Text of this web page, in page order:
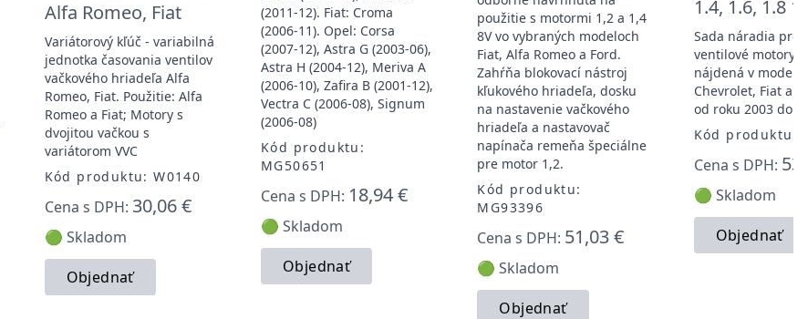
Alfa Romeo, Fiat
Variátorový kľúč - variabilná
jednotka časovania ventilov
vačkového hriadeľa Alfa
Romeo, Fiat. Použitie: Alfa
Romeo a Fiat; Motory s
dvojitou vačkou s
variátorom VVC
Kód produktu: W0140
Cena s DPH: 30,06 €
🟢 Skladom
Objednať
(2011-12). Fiat: Croma
(2006-11). Opel: Corsa
(2007-12), Astra G (2003-06),
Astra H (2004-12), Meriva A
(2006-10), Zafira B (2001-12),
Vectra C (2006-08), Signum
(2006-08)
Kód produktu:
MG50651
Cena s DPH: 18,94 €
🟢 Skladom
Objednať
použitie s motormi 1,2 a 1,4
8V vo vybraných modeloch
Fiat, Alfa Romeo a Ford.
Zahŕňa blokovací nástroj
kľukového hriadeľa, dosku
na nastavenie vačkového
hriadeľa a nastavovač
napínača remeňa špeciálne
pre motor 1,2.
Kód produktu:
MG93396
Cena s DPH: 51,03 €
🟢 Skladom
Objednať
1.4, 1.6, 1.8
Sada náradia pre
ventilové motory
nájdená v
Chevrolet, Fiat a
od roku 2003 do
Kód produktu:
Cena s DPH:
🟢 Skladom
Objednať